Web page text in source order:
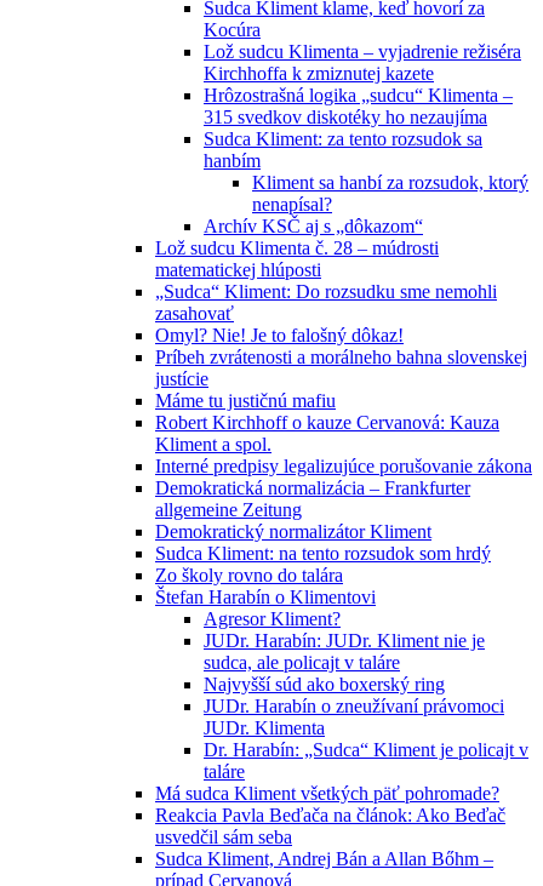
Sudca Kliment klame, keď hovorí za
Kocúra
Lož sudcu Klimenta – vyjadrenie režiséra
Kirchhoffa k zmiznutej kazete
Hrôzostrašná logika „sudcu“ Klimenta –
315 svedkov diskotéky ho nezaujíma
Sudca Kliment: za tento rozsudok sa
hanbím
Kliment sa hanbí za rozsudok, ktorý
nenapísal?
Archív KSČ aj s „dôkazom“
Lož sudcu Klimenta č. 28 – múdrosti
matematickej hlúposti
„Sudca“ Kliment: Do rozsudku sme nemohli
zasahovať
Omyl? Nie! Je to falošný dôkaz!
Príbeh zvrátenosti a morálneho bahna slovenskej
justície
Máme tu justičnú mafiu
Robert Kirchhoff o kauze Cervanová: Kauza
Kliment a spol.
Interné predpisy legalizujúce porušovanie zákona
Demokratická normalizácia – Frankfurter
allgemeine Zeitung
Demokratický normalizátor Kliment
Sudca Kliment: na tento rozsudok som hrdý
Zo školy rovno do talára
Štefan Harabín o Klimentovi
Agresor Kliment?
JUDr. Harabín: JUDr. Kliment nie je
sudca, ale policajt v taláre
Najvyšší súd ako boxerský ring
JUDr. Harabín o zneužívaní právomoci
JUDr. Klimenta
Dr. Harabín: „Sudca“ Kliment je policajt v
taláre
Má sudca Kliment všetkých päť pohromade?
Reakcia Pavla Beďača na článok: Ako Beďač
usvedčil sám seba
Sudca Kliment, Andrej Bán a Allan Bőhm –
prípad Cervanová